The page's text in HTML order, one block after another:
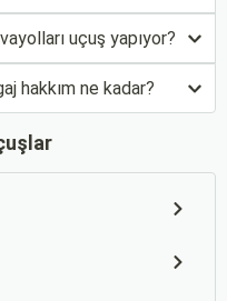
uçuş yapıyor?
hakkım ne kadar?